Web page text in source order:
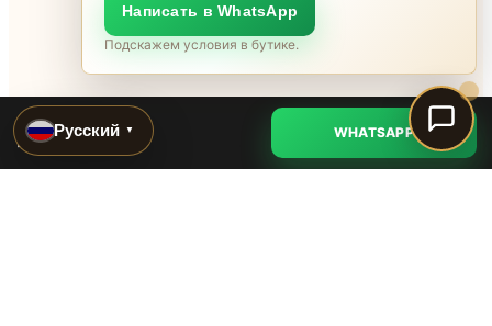
Русский ▼
ADAMANT
Уточнить WHATSAPP
Написать в WhatsApp
Подскажем условия в бутике.